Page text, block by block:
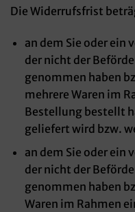
Die Widerrufsfrist
an dem Sie oder ein
der nicht der
genommen haben
mehrere Waren im
Bestellung bestellt
geliefert wird bzw.
an dem Sie oder ein
der nicht der
genommen haben
Waren im Rahmen